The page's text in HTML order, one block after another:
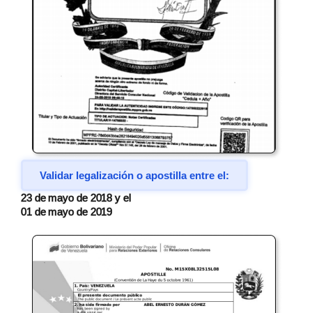
Validar legalización o apostilla entre el:
23 de mayo de 2018 y el
01 de mayo de 2019